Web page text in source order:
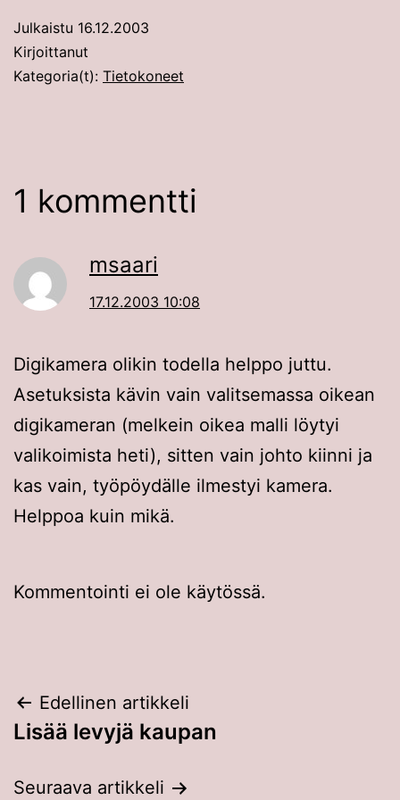
Julkaistu 16.12.2003
Kirjoittanut
Kategoria(t): Tietokoneet
1 kommentti
msaari
17.12.2003 10:08
Digikamera olikin todella helppo juttu.
Asetuksista kävin vain valitsemassa oikean
digikameran (melkein oikea malli löytyi
valikoimista heti), sitten vain johto kiinni ja
kas vain, työpöydälle ilmestyi kamera.
Helppoa kuin mikä.
Kommentointi ei ole käytössä.
Artikkelien
selaus
Edellinen artikkeli
Lisää levyjä kaupan
Seuraava artikkeli